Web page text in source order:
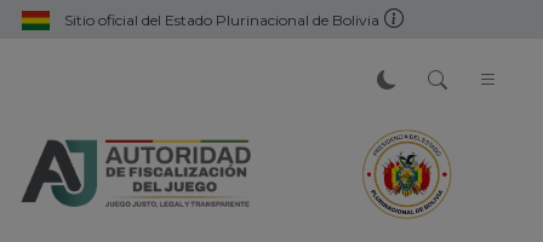
Sitio oficial del Estado Plurinacional de Bolivia